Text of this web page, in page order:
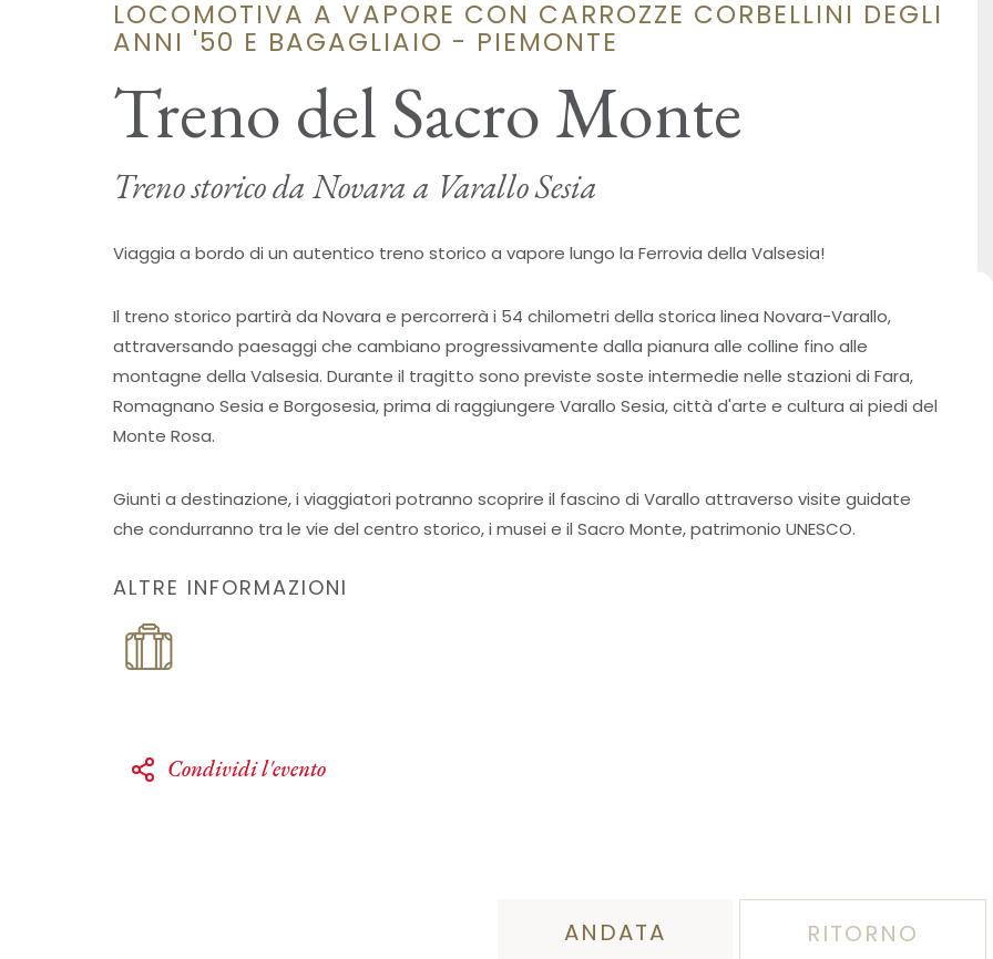
LOCOMOTIVA A VAPORE CON CARROZZE CORBELLINI DEGLI
ANNI '50 E BAGAGLIAIO - PIEMONTE
Treno del Sacro Monte
Treno storico da Novara a Varallo Sesia
Viaggia a bordo di un autentico treno storico a vapore lungo la Ferrovia della Valsesia!
Il treno storico partirà da Novara e percorrerà i 54 chilometri della storica linea Novara-Varallo,
attraversando paesaggi che cambiano progressivamente dalla pianura alle colline fino alle
montagne della Valsesia. Durante il tragitto sono previste soste intermedie nelle stazioni di Fara,
Romagnano Sesia e Borgosesia, prima di raggiungere Varallo Sesia, città d'arte e cultura ai piedi del
Monte Rosa.
Giunti a destinazione, i viaggiatori potranno scoprire il fascino di Varallo attraverso visite guidate
che condurranno tra le vie del centro storico, i musei e il Sacro Monte, patrimonio UNESCO.
ALTRE INFORMAZIONI
Condividi l'evento
ANDATA RITORNO